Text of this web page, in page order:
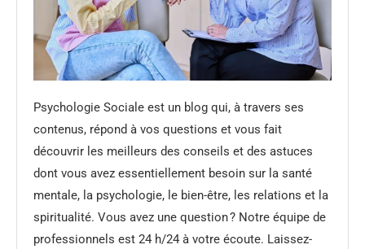
Psychologie Sociale est un blog qui, à travers ses
contenus, répond à vos questions et vous fait
découvrir les meilleurs des conseils et des astuces
dont vous avez essentiellement besoin sur la santé
mentale, la psychologie, le bien-être, les relations et la
spiritualité. Vous avez une question ? Notre équipe de
professionnels est 24 h/24 à votre écoute. Laissez-